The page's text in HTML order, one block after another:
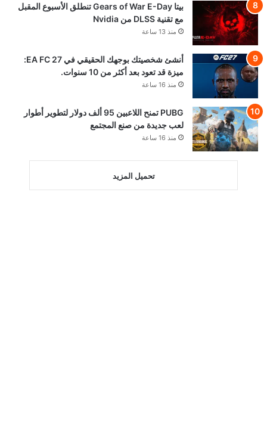
بيتا Gears of War E-Day تنطلق الأسبوع المقبل
مع تقنية DLSS من Nvidia
منذ 13 ساعة
أنشئ شخصيتك بوجهك الحقيقي في EA FC 27:
ميزة قد تعود بعد أكثر من 10 سنوات.
منذ 16 ساعة
PUBG تمنح اللاعبين 95 ألف دولار لتطوير أطوار
لعب جديدة من صنع المجتمع
منذ 16 ساعة
تحميل المزيد